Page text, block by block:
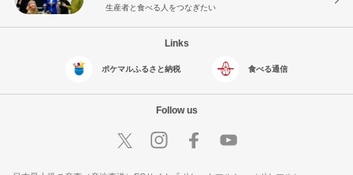
生産者と食べる人をつなぎたい
Links
ポケマルふるさと納税 食べる通信
Follow us